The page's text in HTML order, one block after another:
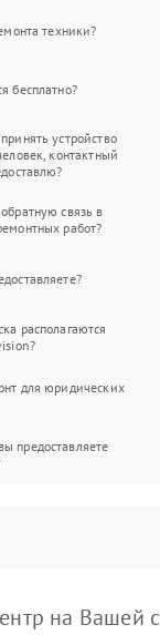
техники?
бесплатно?
устройство
контактный
связь в
работ?
располагаются
для юридических
предоставляете
на Вашей